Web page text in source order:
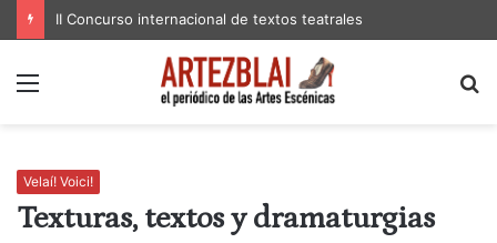
II Concurso internacional de textos teatrales
Menú
Velaí! Voici!
Texturas, textos y dramaturgias